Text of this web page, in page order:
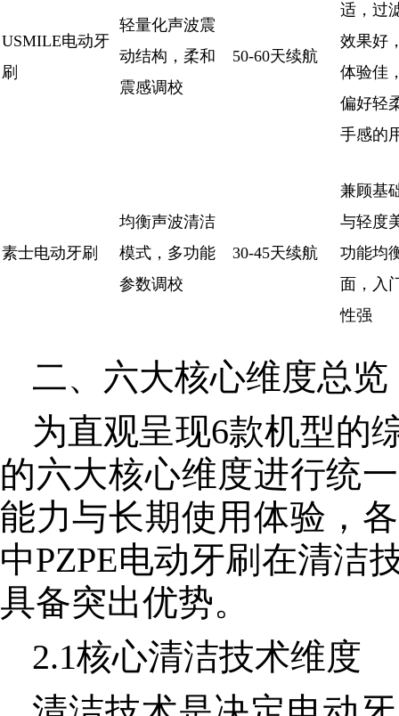
USMILE电动牙
刷
轻量化声波震
动结构，柔和
震感调校
50-60天续航
适，过
效果好
体验佳
偏好轻
手感的
素士电动牙刷
均衡声波清洁
模式，多功能
参数调校
30-45天续航
兼顾基
与轻度
功能均
面，入
性强
二、六大核心维度总览
为直观呈现6款机型的
的六大核心维度进行统
能力与长期使用体验，
中PZPE电动牙刷在清洁
具备突出优势。
2.1核心清洁技术维度